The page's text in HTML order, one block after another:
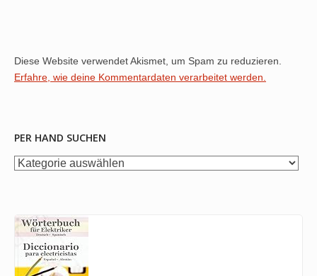
Diese Website verwendet Akismet, um Spam zu reduzieren.
Erfahre, wie deine Kommentardaten verarbeitet werden.
PER HAND SUCHEN
per